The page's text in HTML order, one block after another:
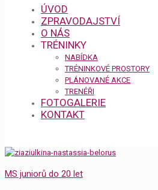
ÚVOD
ZPRAVODAJSTVÍ
O NÁS
TRÉNINKY
NABÍDKA
TRÉNINKOVÉ PROSTORY
PLÁNOVANÉ AKCE
TRENÉŘI
FOTOGALERIE
KONTAKT
MS juniorů do 20 let